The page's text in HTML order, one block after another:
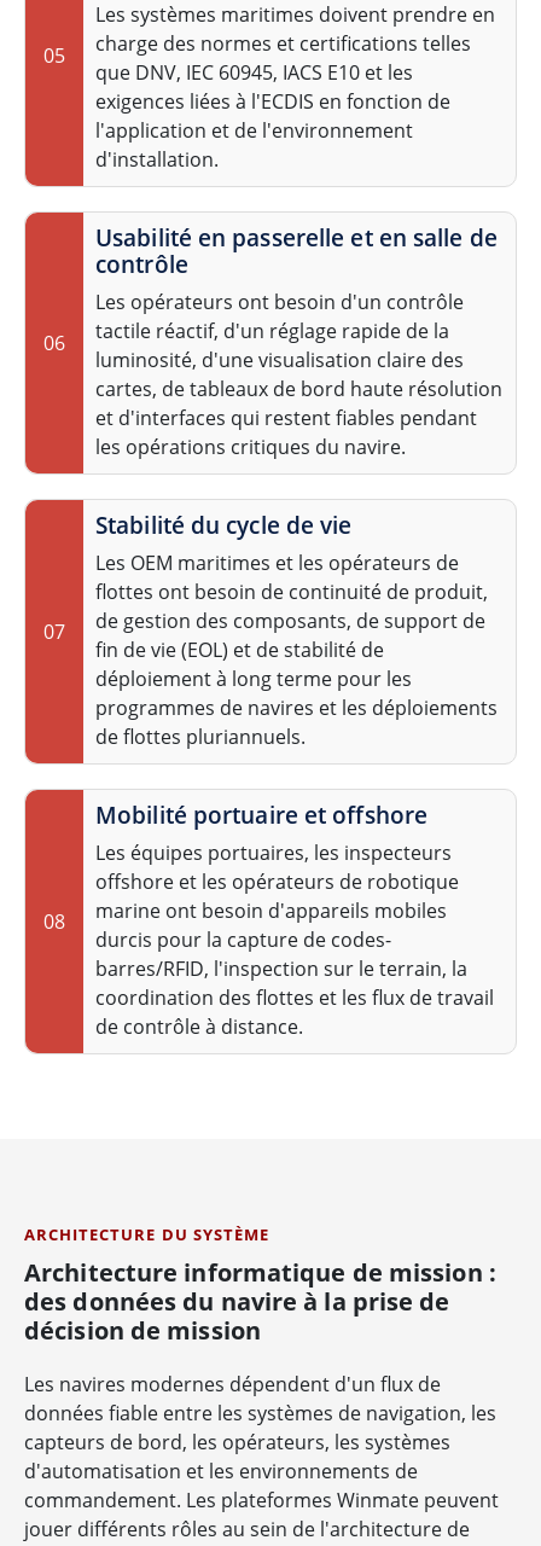
05
Les systèmes maritimes doivent prendre en
charge des normes et certifications telles
que DNV, IEC 60945, IACS E10 et les
exigences liées à l'ECDIS en fonction de
l'application et de l'environnement
d'installation.
06
Usabilité en passerelle et en salle de
contrôle
Les opérateurs ont besoin d'un contrôle
tactile réactif, d'un réglage rapide de la
luminosité, d'une visualisation claire des
cartes, de tableaux de bord haute résolution
et d'interfaces qui restent fiables pendant
les opérations critiques du navire.
07
Stabilité du cycle de vie
Les OEM maritimes et les opérateurs de
flottes ont besoin de continuité de produit,
de gestion des composants, de support de
fin de vie (EOL) et de stabilité de
déploiement à long terme pour les
programmes de navires et les déploiements
de flottes pluriannuels.
08
Mobilité portuaire et offshore
Les équipes portuaires, les inspecteurs
offshore et les opérateurs de robotique
marine ont besoin d'appareils mobiles
durcis pour la capture de codes-
barres/RFID, l'inspection sur le terrain, la
coordination des flottes et les flux de travail
de contrôle à distance.
ARCHITECTURE DU SYSTÈME
Architecture informatique de mission :
des données du navire à la prise de
décision de mission
Les navires modernes dépendent d'un flux de
données fiable entre les systèmes de navigation, les
capteurs de bord, les opérateurs, les systèmes
d'automatisation et les environnements de
commandement. Les plateformes Winmate peuvent
jouer différents rôles au sein de l'architecture de